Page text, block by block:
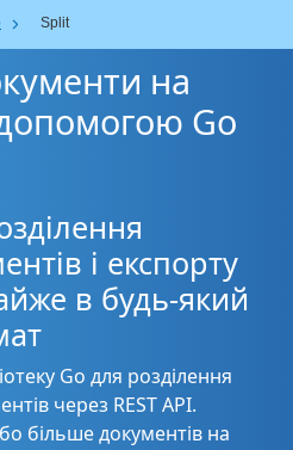
Split
на
Go
і експорту
в будь-який
Go для розділення
через REST API.
більше документів на